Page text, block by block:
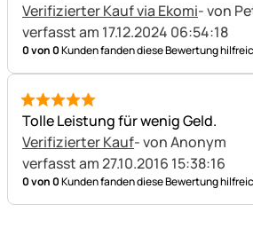
Verifizierter Kauf via Ekomi- von
verfasst am 17.12.2024 06:54:18
0 von 0Kunden fanden diese Bewertung
5 von 5
Tolle Leistung für wenig Geld.
Verifizierter Kauf- von Anonym
verfasst am 27.10.2016 15:38:16
0 von 0Kunden fanden diese Bewertung